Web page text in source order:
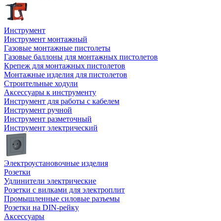
Инструмент
Инструмент монтажный
Газовые монтажные пистолеты
Газовые баллоны для монтажных пистолетов
Крепеж для монтажных пистолетов
Монтажные изделия для пистолетов
Строительные ходули
Аксессуары к инструменту
Инструмент для работы с кабелем
Инструмент ручной
Инструмент разметочный
Инструмент электрический
Электроустановочные изделия
Розетки
Удлинители электрические
Розетки с вилками для электроплит
Промышленные силовые разъемы
Розетки на DIN-рейку
Аксессуары